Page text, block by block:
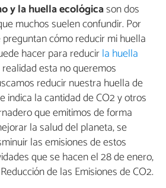
y la huella ecológicason dos
muchos suelen confundir. Por
cómo reducir mi huella
hacer para reducirla huella
esta no queremos
reducir nuestra huella de
indica la cantidad de CO2 y otros
que emitimos de forma
la salud del planeta, se
las emisiones de estos
que se hacen el 28 de enero,
de las Emisiones de CO2.